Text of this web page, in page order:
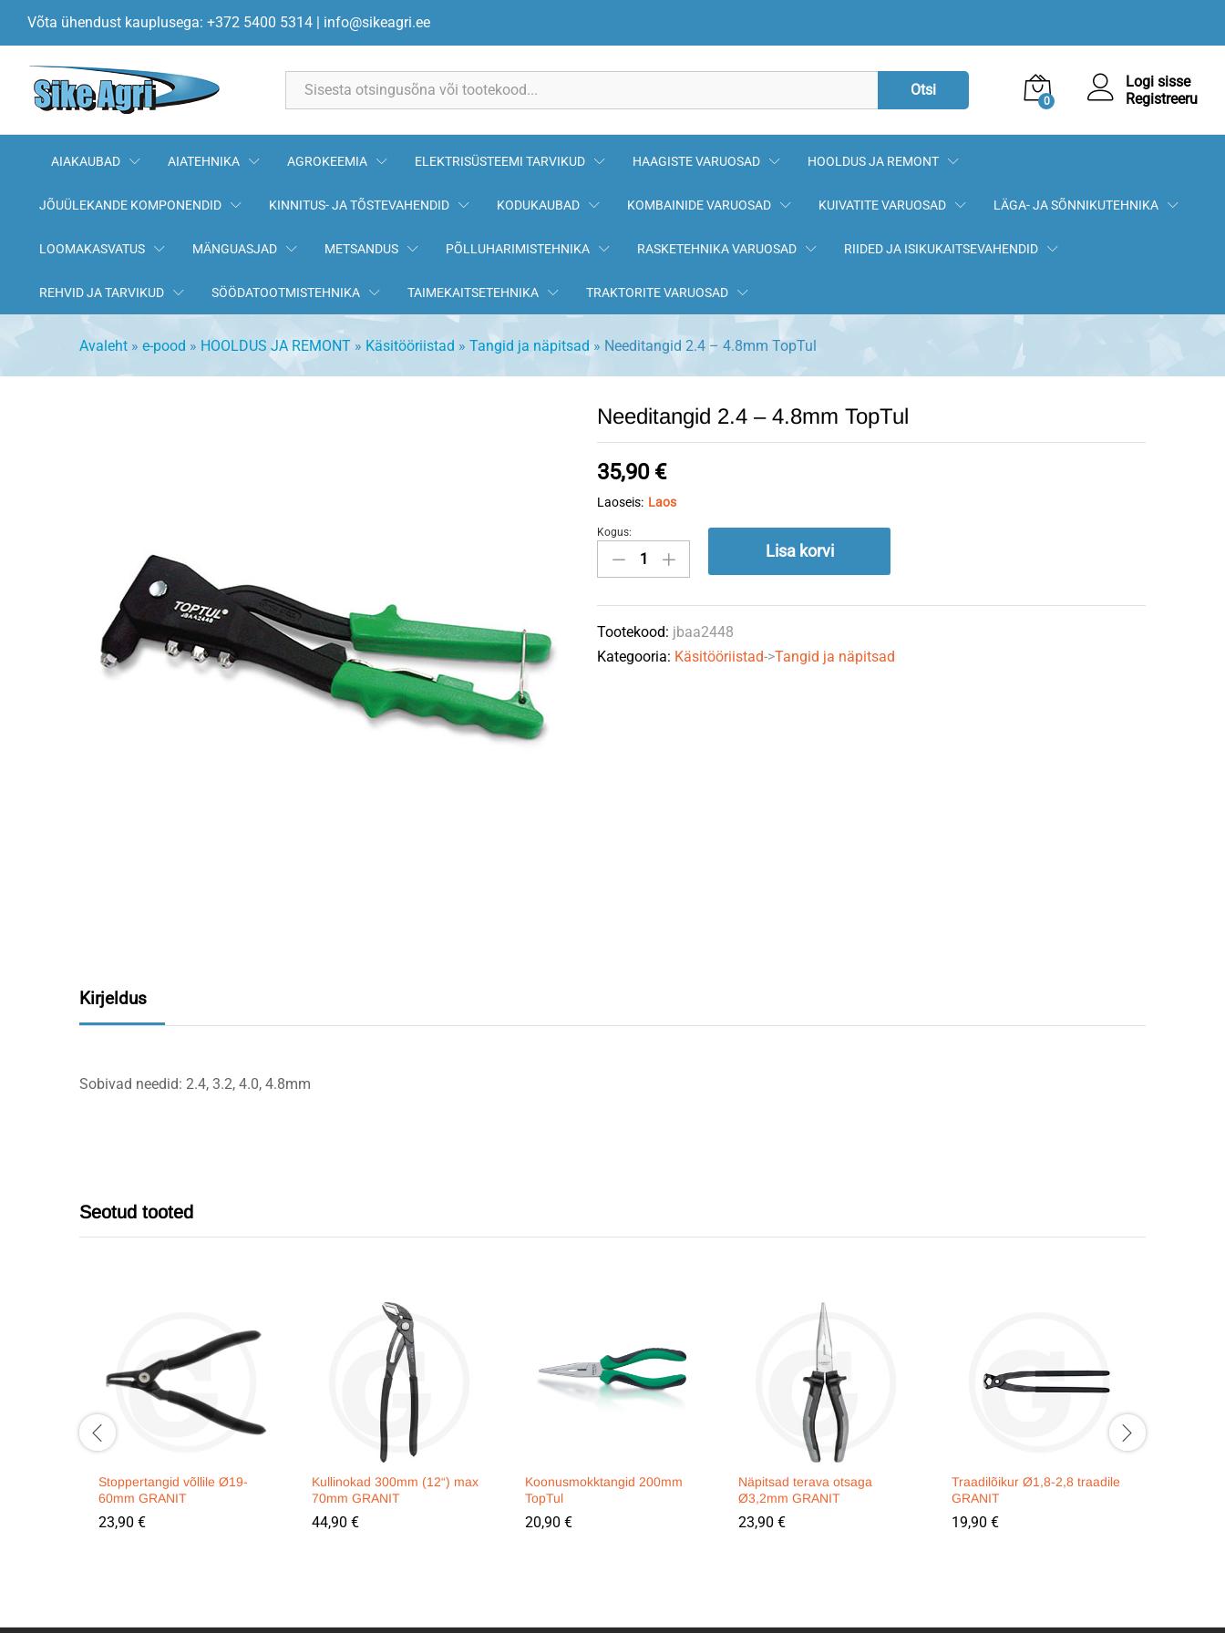
Võta ühendust kauplusega: +372 5400 5314 | info@sikeagri.ee
Otsi
0
Logi sisse
Registreeru
AIAKAUBAD AIATEHNIKA AGROKEEMIA ELEKTRISÜSTEEMI TARVIKUD HAAGISTE VARUOSAD HOOLDUS JA REMONT
JÕUÜLEKANDE KOMPONENDID KINNITUS- JA TÕSTEVAHENDID KODUKAUBAD KOMBAINIDE VARUOSAD KUIVATITE VARUOSAD LÄGA- JA SÕNNIKUTEHNIKA
LOOMAKASVATUS MÄNGUASJAD METSANDUS PÕLLUHARIMISTEHNIKA RASKETEHNIKA VARUOSAD RIIDED JA ISIKUKAITSEVAHENDID
REHVID JA TARVIKUD SÖÖDATOOTMISTEHNIKA TAIMEKAITSETEHNIKA TRAKTORITE VARUOSAD
Avaleht » e-pood » HOOLDUS JA REMONT » Käsitööriistad » Tangid ja näpitsad » Needitangid 2.4 – 4.8mm TopTul
Needitangid 2.4 – 4.8mm TopTul
35,90 €
Laoseis: Laos
Needitangid
2.4
4.8mm
TopTul
quantity
Kogus:
Lisa korvi
Tootekood: jbaa2448
Kategooria: Käsitööriistad->Tangid ja näpitsad
Kirjeldus
Sobivad needid: 2.4, 3.2, 4.0, 4.8mm
Seotud tooted
Stoppertangid võllile Ø19-
60mm GRANIT
23,90 €
Kullinokad 300mm (12“) max
70mm GRANIT
44,90 €
Koonusmokktangid 200mm
TopTul
20,90 €
Näpitsad terava otsaga
Ø3,2mm GRANIT
23,90 €
Traadilõikur Ø1,8-2,8 traadile
GRANIT
19,90 €
Kirjeldus